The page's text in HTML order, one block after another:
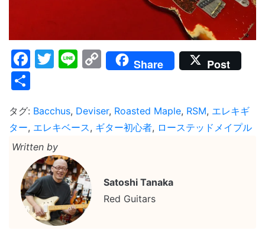
Facebook
Twitter
LineCopy
Link
Share Post
タグ: Bacchus, Deviser, Roasted Maple, RSM, エレキギ
ター, エレキベース, ギター初心者, ローステッドメイプル
Written by
Satoshi Tanaka
Red Guitars